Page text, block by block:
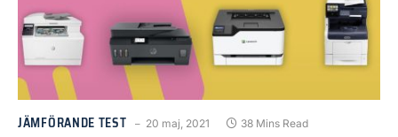
JÄMFÖRANDE TEST 20 maj, 2021 38 Mins Read